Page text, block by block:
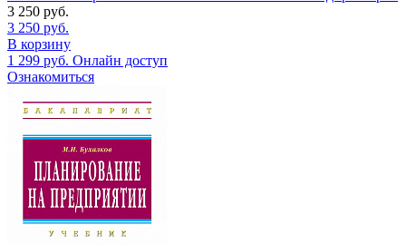
3 250 руб.
3 250 руб.
В корзину
1 299 руб. Онлайн доступ
Ознакомиться